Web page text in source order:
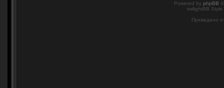
Powered by phpBB
twilightBB
Преведено